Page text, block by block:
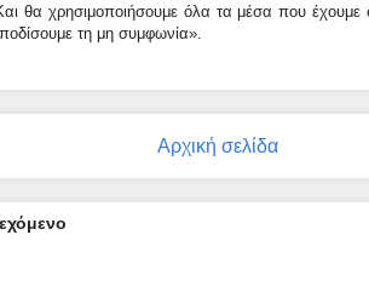
θα χρησιμοποιήσουμε όλα τα μέσα που έχουμε
τη μη συμφωνία».
Αρχική σελίδα